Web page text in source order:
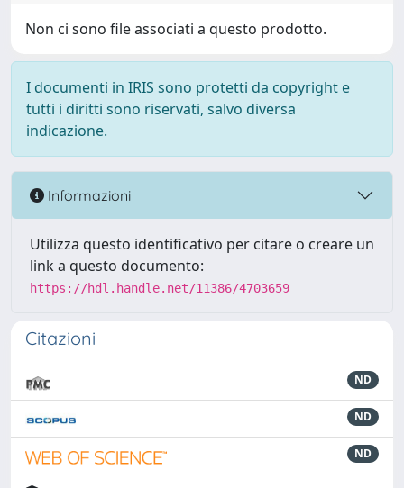
Non ci sono file associati a questo prodotto.
I documenti in IRIS sono protetti da copyright e
tutti i diritti sono riservati, salvo diversa
indicazione.
Informazioni
Utilizza questo identificativo per citare o creare un
link a questo documento:
https://hdl.handle.net/11386/4703659
Citazioni
ND
ND
ND